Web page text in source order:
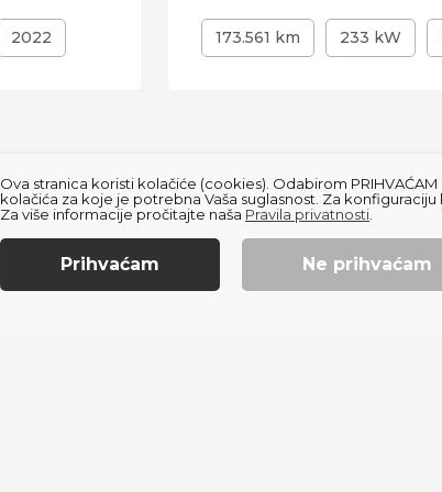
2022 173.561 km 233 kW
Ova stranica koristi kolačiće (cookies). Odabirom
kolačića za koje je potrebna Vaša suglasnost. Za konfiguraciju
Za više informacije pročitajte naša Pravila privatnosti
Ne prihvaćam
Prihvaćam